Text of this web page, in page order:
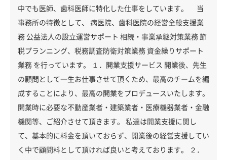
中でも医師、歯科医師に特化した仕事をしています。 当
事務所の特徴として、 病医院、歯科医院の経営全般支援業
務 公益法人の設立運営サポート 相続・事業承継対策業務 節
税プランニング、税務調査防衛対策業務 資金繰りサポート
業務 を行っています。 １．開業支援サービス 開業後、先生
の顧問として一生お仕事させて頂くため、最高のチームを編
成することにより、最高の開業をプロデュースいたします。
開業時に必要な不動産業者・建築業者・医療機器業者・金融
機関等、ご紹介させて頂きます。 私達は開業支援に関し
て、基本的に料金を頂いておらず、開業後の経営支援してい
く中で顧問料として頂ければ良いと考えております。 ２．